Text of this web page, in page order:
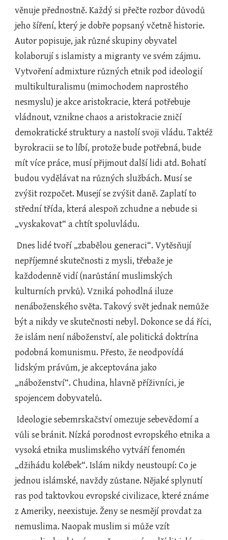
věnuje přednostně. Každý si přečte rozbor důvodů
jeho šíření, který je dobře popsaný včetně historie.
Autor popisuje, jak různé skupiny obyvatel
kolaborují s islamisty a migranty ve svém zájmu.
Vytvoření admixture různých etnik pod ideologií
multikulturalismu (mimochodem naprostého
nesmyslu) je akce aristokracie, která potřebuje
vládnout, vznikne chaos a aristokracie zničí
demokratické struktury a nastolí svoji vládu. Taktéž
byrokracii se to líbí, protože bude potřebná, bude
mít více práce, musí přijmout další lidi atd. Bohatí
budou vydělávat na různých službách. Musí se
zvýšit rozpočet. Musejí se zvýšit daně. Zaplatí to
střední třída, která alespoň zchudne a nebude si
„vyskakovat“ a chtít spoluvládu.
Dnes lidé tvoří „zbabělou generaci“. Vytěsňují
nepříjemné skutečnosti z mysli, třebaže je
každodenně vidí (narůstání muslimských
kulturních prvků). Vzniká pohodlná iluze
nenáboženského světa. Takový svět jednak nemůže
být a nikdy ve skutečnosti nebyl. Dokonce se dá říci,
že islám není náboženství, ale politická doktrína
podobná komunismu. Přesto, že neodpovídá
lidským právům, je akceptována jako
„náboženství“. Chudina, hlavně příživníci, je
spojencem dobyvatelů.
Ideologie sebemrskačství omezuje sebevědomí a
vůli se bránit. Nízká porodnost evropského etnika a
vysoká etnika muslimského vytváří fenomén
„džihádu kolébek“. Islám nikdy neustoupí: Co je
jednou islámské, navždy zůstane. Nějaké splynutí
ras pod taktovkou evropské civilizace, které známe
z Ameriky, neexistuje. Ženy se nesmějí provdat za
nemuslima. Naopak muslim si může vzít